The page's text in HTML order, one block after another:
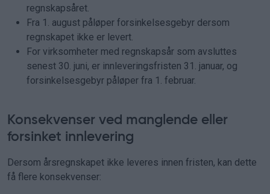
regnskapsåret.
Fra 1. august påløper forsinkelsesgebyr dersom
regnskapet ikke er levert.
For virksomheter med regnskapsår som avsluttes
senest 30. juni, er innleveringsfristen 31. januar, og
forsinkelsesgebyr påløper fra 1. februar.
Konsekvenser ved manglende eller
forsinket innlevering
Dersom årsregnskapet ikke leveres innen fristen, kan dette
få flere konsekvenser: